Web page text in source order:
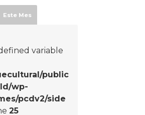
Este Mes
variable
public
wp-
pcdv2/side
25